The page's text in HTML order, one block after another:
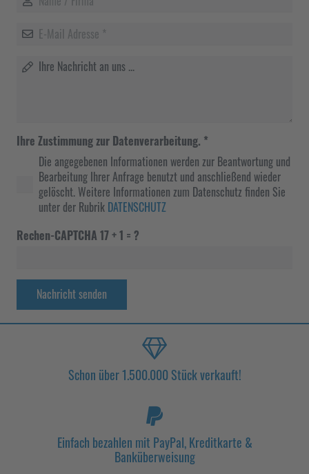
Ihre Zustimmung zur Datenverarbeitung. *
Die angegebenen Informationen werden zur Beantwortung und
Bearbeitung Ihrer Anfrage benutzt und anschließend wieder
gelöscht. Weitere Informationen zum Datenschutz finden Sie
unter der Rubrik DATENSCHUTZ
Rechen-CAPTCHA 17 + 1 = ?
Nachricht senden
Schon über 1.500.000 Stück verkauft!
Einfach bezahlen mit PayPal, Kreditkarte &
Banküberweisung